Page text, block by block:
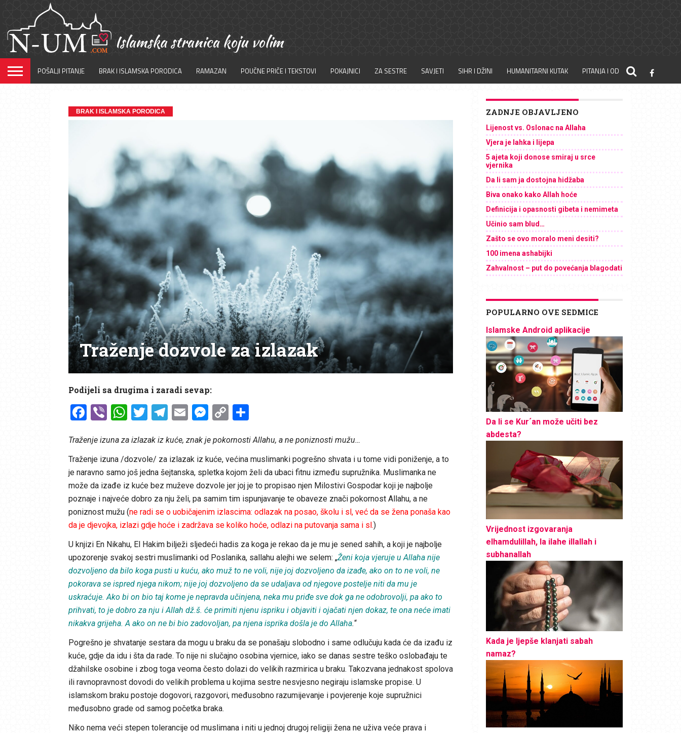
POŠALJI PITANJE BRAK I ISLAMSKA PORODICA RAMAZAN POUČNE PRIČE I TEKSTOVI POKAJNICI ZA SESTRE SAVJETI SIHR I DŽINI HUMANITARNI KUTAK PITANJA I ODGOVORI
BRAK I ISLAMSKA PORODICA
Traženje dozvole za izlazak
Podijeli sa drugima i zaradi sevap:
Facebook
ViberWhatsApp
Twitter
Telegram
EmailMessenger
CopyShare
Traženje izuna za izlazak iz kuće, znak je pokornosti Allahu, a ne poniznosti mužu…
Traženje izuna /dozvole/ za izlazak iz kuće, većina muslimanki pogrešno shvata i u tome vidi poniženje, a to
je naravno samo još jedna šejtanska, spletka kojom želi da ubaci fitnu između supružnika. Muslimanka ne
može da izađe iz kuće bez muževe dozvole jer joj je to propisao njen Milostivi Gospodar koji je najbolje
poznaje i najveće dobro za nju želi, pa samim tim ispunjavanje te obaveze znači pokornost Allahu, a ne
poniznost mužu (ne radi seo uobičajenimizlascima: odlazak na posao, školui sl, većda se žena ponašakao
da je djevojka, izlazi gdje hoćei zadržava sekoliko hoće, odlazina putovanja samai sl.)
U knjizi En Nikahu, El Hakim bilježi sljedeći hadis za koga je rekao da je mu je sened sahih, a koji je najbolje
upozorenje svakoj sestri muslimanki od Poslanika, sallahu alejhi we selem: „Ženi koja vjeruje u Allaha nije
dozvoljeno da bilo koga pusti u kuću, ako muž to ne voli, nije joj dozvoljeno da izađe, ako on to ne voli, ne
pokorava se ispred njega nikom; nije joj dozvoljeno da se udaljava od njegove postelje niti da mu je
uskraćuje. Ako bi on bio taj kome je nepravda učinjena, neka mu priđe sve dok ga ne odobrovolji, pa ako to
prihvati, to je dobro za nju i Allah dž.š. će primiti njenu ispriku i objaviti i ojačati njen dokaz, te ona neće imati
nikakva grijeha. A ako on ne bi bio zadovoljan, pa njena isprika došla je do Allaha.“
Pogrešno je shvatanje sestara da mogu u braku da se ponašaju slobodno i same odlučuju kada će da izađu iz
kuće, gdje da idu i šta da rade. To nije ni slučajno osobina vjernice, iako se danas sestre teško oslobađaju te
džahilske osobine i zbog toga veoma često dolazi do velikih razmirica u braku. Takozvana jednakost spolova
ili ravnopravnost dovodi do velikih problema u kojima sestre nesvjesno negiraju islamske propise. U
islamskom braku postoje dogovori, razgovori, međusobno razumijevanje i povjerenje koje supružnici
međusobno grade od samog početka braka.
Niko nema veći stepen tolerancije od muslimana i niti u jednoj drugoj religiji žena ne uživa veće prava i
ZADNJE OBJAVLJENO
Lijenost vs. Oslonac na Allaha
Vjera je lahka i lijepa
5 ajeta koji donose smiraj u srce
vjernika
Da li sam ja dostojna hidžaba
Biva onako kako Allah hoće
Definicija i opasnosti gibeta i nemimeta
Učinio sam blud…
Zašto se ovo moralo meni desiti?
100 imena ashabijki
Zahvalnost – put do povećanja blagodati
POPULARNO OVE SEDMICE
Islamske Android aplikacije
Da li se Kur´an može učiti bez
abdesta?
Vrijednost izgovaranja
elhamdulillah, la ilahe illallah i
subhanallah
Kada je ljepše klanjati sabah
namaz?